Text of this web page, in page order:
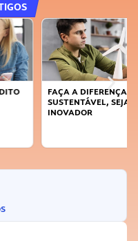
A DIFERENÇA: SEJA
SUSTENTÁVEL, SEJA